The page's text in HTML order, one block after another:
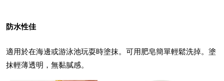
防水性佳
適用於在海邊或游泳池玩耍時塗抹。可用肥皂簡單輕鬆洗掉。塗
抹輕薄透明，無黏膩感。